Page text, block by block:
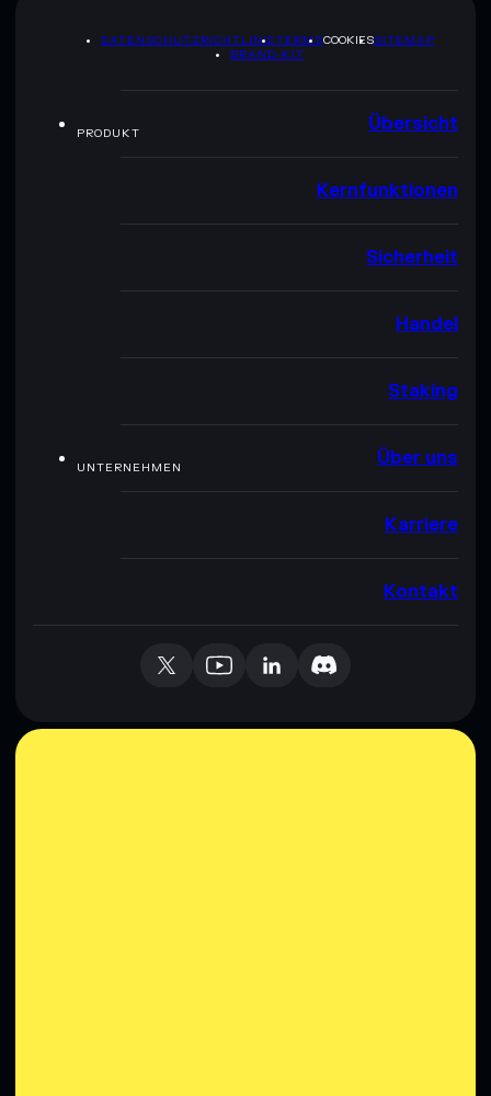
DATENSCHUTZRICHTLINIETERMSCOOKIESSITEMAP
BRAND-KIT
PRODUKT Übersicht
Kernfunktionen
Sicherheit
Handel
Staking
UNTERNEHMEN Über uns
Karriere
Kontakt